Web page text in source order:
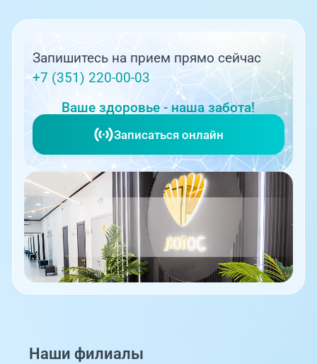
Запишитесь на прием прямо сейчас
+7 (351) 220-00-03
Ваше здоровье - наша забота!
Записаться онлайн
Наши филиалы